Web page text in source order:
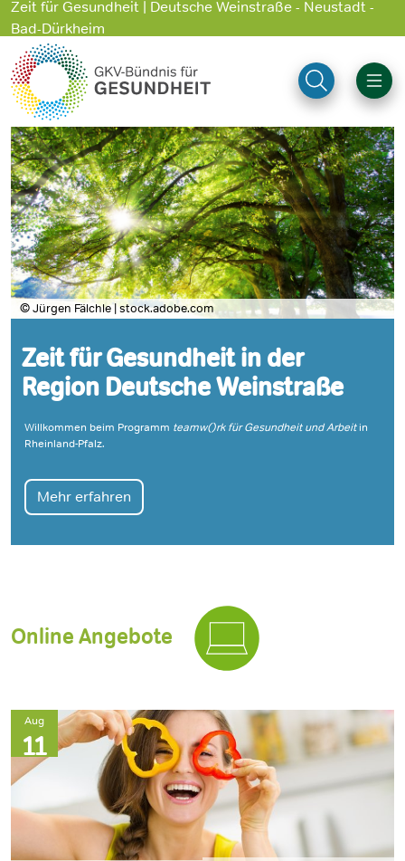
Zeit für Gesundheit | Deutsche Weinstraße - Neustadt -
Bad-Dürkheim
Zeit für Gesundheit in der
Region Deutsche Weinstraße
Willkommen beim Programm teamw()rk für Gesundheit und Arbeitin
Rheinland-Pfalz.
Mehr erfahren
© Jürgen Fälchle | stock.adobe.com
Online Angebote
Aug
11